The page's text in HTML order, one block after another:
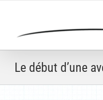
Le début d’une